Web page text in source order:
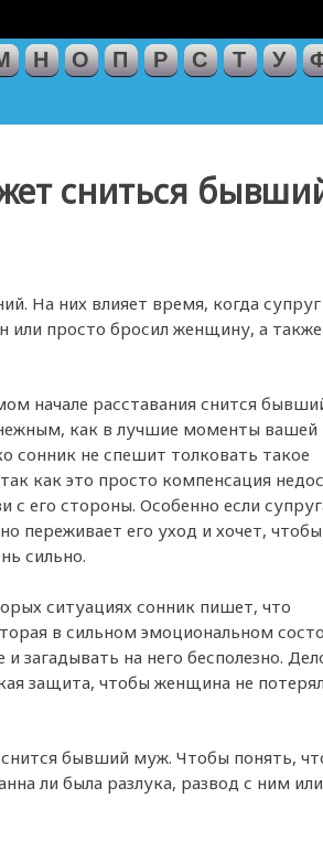
Н О П Р С Т У
сниться
На них влияет время, когда супруг
или просто бросил женщину, а также
начале расставания снится
как в лучшие моменты вашей
сонник не спешит толковать такое
как это просто компенсация
с его стороны. Особенно если
переживает его уход и хочет,
сильно.
ситуациях сонник пишет, что
в сильном эмоциональном
загадывать на него бесполезно.
защита, чтобы женщина не
бывший муж. Чтобы понять,
ли была разлука, развод с ним